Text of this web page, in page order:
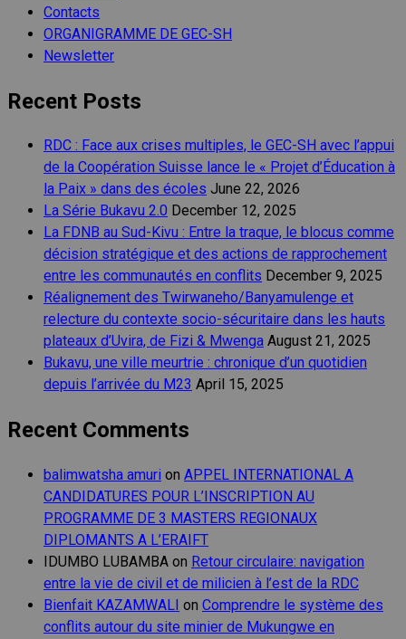
Contacts
ORGANIGRAMME DE GEC-SH
Newsletter
Recent Posts
RDC : Face aux crises multiples, le GEC-SH avec l’appui
de la Coopération Suisse lance le « Projet d’Éducation à
la Paix » dans des écoles June 22, 2026
La Série Bukavu 2.0 December 12, 2025
La FDNB au Sud-Kivu : Entre la traque, le blocus comme
décision stratégique et des actions de rapprochement
entre les communautés en conflits December 9, 2025
Réalignement des Twirwaneho/Banyamulenge et
relecture du contexte socio-sécuritaire dans les hauts
plateaux d’Uvira, de Fizi & Mwenga August 21, 2025
Bukavu, une ville meurtrie : chronique d’un quotidien
depuis l’arrivée du M23 April 15, 2025
Recent Comments
balimwatsha amuri on APPEL INTERNATIONAL A
CANDIDATURES POUR L’INSCRIPTION AU
PROGRAMME DE 3 MASTERS REGIONAUX
DIPLOMANTS A L’ERAIFT
IDUMBO LUBAMBA on Retour circulaire: navigation
entre la vie de civil et de milicien à l’est de la RDC
Bienfait KAZAMWALI on Comprendre le système des
conflits autour du site minier de Mukungwe en